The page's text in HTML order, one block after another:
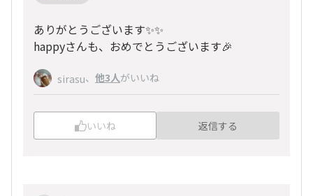
ありがとうございます✨✨
happyさんも、おめでとうございます🎉
sirasu、 他3人がいいね
いいね 返信する